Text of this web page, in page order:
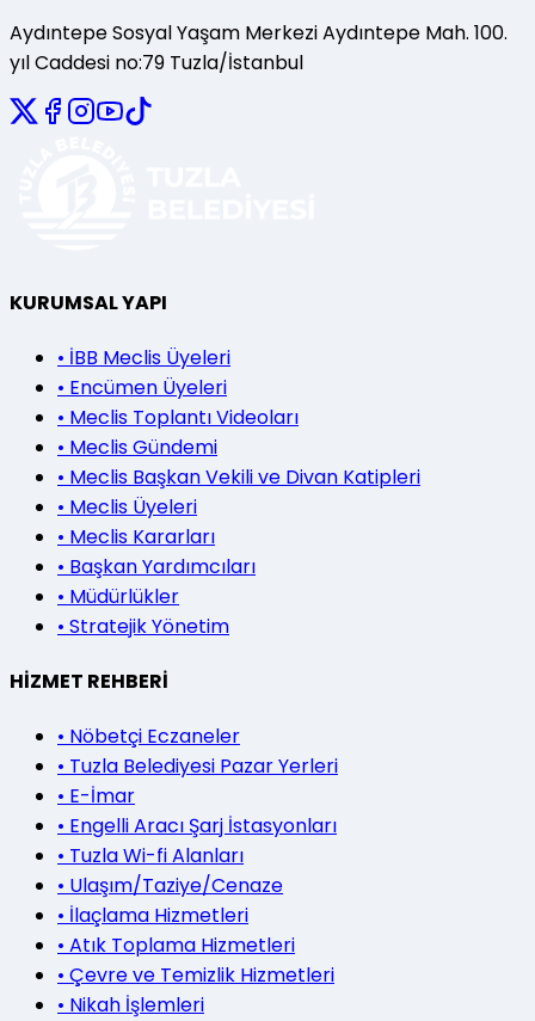
Aydıntepe Sosyal Yaşam Merkezi Aydıntepe Mah. 100.
yıl Caddesi no:79 Tuzla/İstanbul
KURUMSAL YAPI
• İBB Meclis Üyeleri
• Encümen Üyeleri
• Meclis Toplantı Videoları
• Meclis Gündemi
• Meclis Başkan Vekili ve Divan Katipleri
• Meclis Üyeleri
• Meclis Kararları
• Başkan Yardımcıları
• Müdürlükler
• Stratejik Yönetim
HİZMET REHBERİ
• Nöbetçi Eczaneler
• Tuzla Belediyesi Pazar Yerleri
• E-İmar
• Engelli Aracı Şarj İstasyonları
• Tuzla Wi-fi Alanları
• Ulaşım/Taziye/Cenaze
• İlaçlama Hizmetleri
• Atık Toplama Hizmetleri
• Çevre ve Temizlik Hizmetleri
• Nikah İşlemleri